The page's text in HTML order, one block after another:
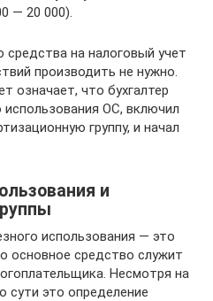
— 20 000).
средства на налоговый учет
производить не нужно.
означает, что бухгалтер
использования ОС, включил
группу, и начал
и
использования — это
основное средство служит
Несмотря на
сути это определение